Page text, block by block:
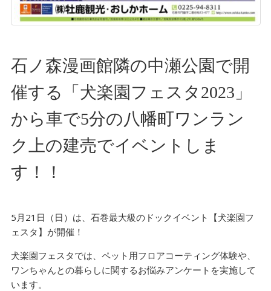
石ノ森漫画館隣の中瀬公園で開
催する「犬楽園フェスタ2023」
から車で5分の八幡町ワンラン
ク上の建売でイベントしま
す！！
5月21日（日）は、石巻最大級のドックイベント【犬楽園フ
ェスタ】が開催！
犬楽園フェスタでは、ペット用フロアコーティング体験や、
ワンちゃんとの暮らしに関するお悩みアンケートを実施して
います。